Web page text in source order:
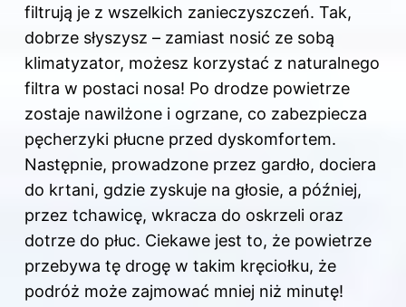
filtrują je z wszelkich zanieczyszczeń. Tak,
dobrze słyszysz – zamiast nosić ze sobą
klimatyzator, możesz korzystać z naturalnego
filtra w postaci nosa! Po drodze powietrze
zostaje nawilżone i ogrzane, co zabezpiecza
pęcherzyki płucne przed dyskomfortem.
Następnie, prowadzone przez gardło, dociera
do krtani, gdzie zyskuje na głosie, a później,
przez tchawicę, wkracza do oskrzeli oraz
dotrze do płuc. Ciekawe jest to, że powietrze
przebywa tę drogę w takim kręciołku, że
podróż może zajmować mniej niż minutę!